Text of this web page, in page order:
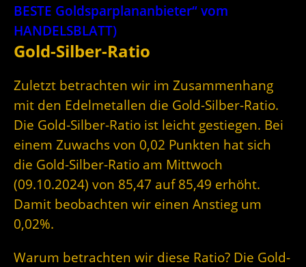
BESTE Goldsparplananbieter“ vom
HANDELSBLATT)
Gold-Silber-Ratio
Zuletzt betrachten wir im Zusammenhang
mit den Edelmetallen die Gold-Silber-Ratio.
Die Gold-Silber-Ratio ist leicht gestiegen. Bei
einem Zuwachs von 0,02 Punkten hat sich
die Gold-Silber-Ratio am Mittwoch
(09.10.2024) von 85,47 auf 85,49 erhöht.
Damit beobachten wir einen Anstieg um
0,02%.
Warum betrachten wir diese Ratio? Die Gold-